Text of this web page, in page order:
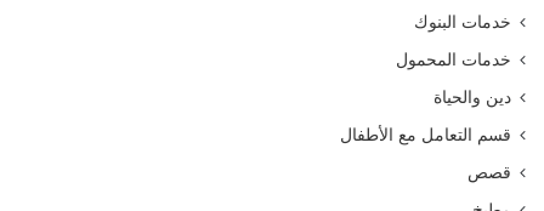
خدمات البنوك
خدمات المحمول
دين والحياة
قسم التعامل مع الأطفال
قصص